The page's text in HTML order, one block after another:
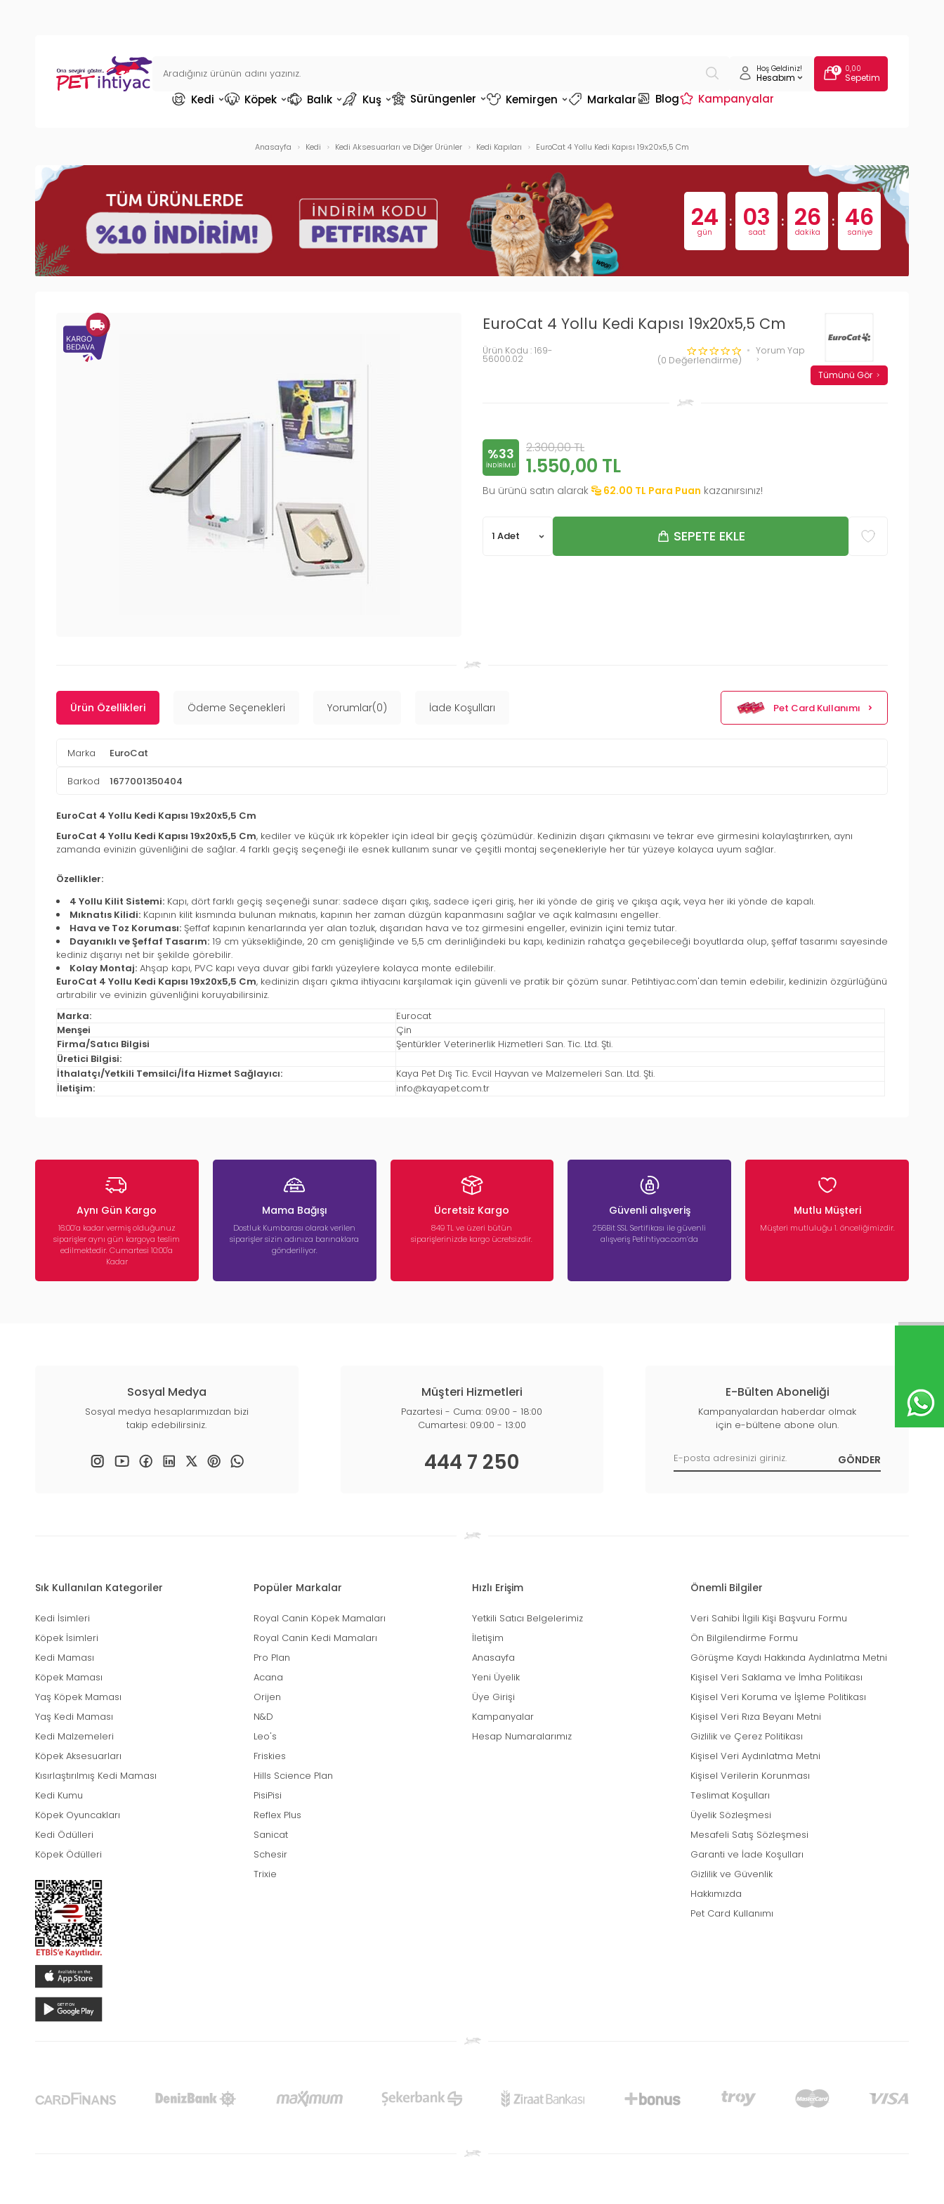
Hoş Geldiniz!
Hesabım
0 0,00
Sepetim
Kedi Köpek Balık Kuş Sürüngenler Kemirgen Markalar Blog Kampanyalar
Anasayfa Kedi Kedi Aksesuarları ve Diğer Ürünler Kedi Kapıları EuroCat 4 Yollu Kedi Kapısı 19x20x5,5 Cm
24
gün
: 03
saat
: 26
dakika
: 45
saniye
EuroCat 4 Yollu Kedi Kapısı 19x20x5,5 Cm
Ürün Kodu : 169-
56000.02 (0 Değerlendirme)
Yorum Yap
Tümünü Gör
%33
INDIRIMLI
2.300,00TL
1.550,00 TL
Bu ürünü satın alarak 62.00 TL Para Puan kazanırsınız!
SEPETE EKLE
Ürün Özellikleri Ödeme Seçenekleri Yorumlar(0) İade Koşulları Pet Card Kullanımı
Marka EuroCat
Barkod 1677001350404
EuroCat 4 Yollu Kedi Kapısı 19x20x5,5 Cm
EuroCat 4 Yollu Kedi Kapısı 19x20x5,5 Cm, kediler ve küçük ırk köpekler için ideal bir geçiş çözümüdür. Kedinizin dışarı çıkmasını ve tekrar eve girmesini kolaylaştırırken, aynı
zamanda evinizin güvenliğini de sağlar. 4 farklı geçiş seçeneği ile esnek kullanım sunar ve çeşitli montaj seçenekleriyle her tür yüzeye kolayca uyum sağlar.
Özellikler:
4 Yollu Kilit Sistemi: Kapı, dört farklı geçiş seçeneği sunar: sadece dışarı çıkış, sadece içeri giriş, her iki yönde de giriş ve çıkışa açık, veya her iki yönde de kapalı.
Mıknatıs Kilidi: Kapının kilit kısmında bulunan mıknatıs, kapının her zaman düzgün kapanmasını sağlar ve açık kalmasını engeller.
Hava ve Toz Koruması: Şeffaf kapının kenarlarında yer alan tozluk, dışarıdan hava ve toz girmesini engeller, evinizin içini temiz tutar.
Dayanıklı ve Şeffaf Tasarım: 19 cm yüksekliğinde, 20 cm genişliğinde ve 5,5 cm derinliğindeki bu kapı, kedinizin rahatça geçebileceği boyutlarda olup, şeffaf tasarımı sayesinde
kediniz dışarıyı net bir şekilde görebilir.
Kolay Montaj: Ahşap kapı, PVC kapı veya duvar gibi farklı yüzeylere kolayca monte edilebilir.
EuroCat 4 Yollu Kedi Kapısı 19x20x5,5 Cm, kedinizin dışarı çıkma ihtiyacını karşılamak için güvenli ve pratik bir çözüm sunar. Petihtiyac.com'dan temin edebilir, kedinizin özgürlüğünü
artırabilir ve evinizin güvenliğini koruyabilirsiniz.
Marka:
Eurocat
Menşei
Çin
Firma/Satıcı Bilgisi
Şentürkler Veterinerlik Hizmetleri San. Tic. Ltd. Şti.
Üretici Bilgisi:
İthalatçı/Yetkili Temsilci/İfa Hizmet Sağlayıcı:
Kaya Pet Dış Tic. Evcil Hayvan ve Malzemeleri San. Ltd. Şti.
İletişim:
info@kayapet.com.tr
Aynı Gün Kargo
16:00’a kadar vermiş olduğunuz
siparişler aynı gün kargoya teslim
edilmektedir. Cumartesi 10:00'a
Kadar
Mama Bağışı
Dostluk Kumbarası olarak verilen
siparişler sizin adınıza barınaklara
gönderiliyor.
Ücretsiz Kargo
849 TL ve üzeri bütün
siparişlerinizde kargo ücretsizdir.
Güvenli alışveriş
256Bit SSL Sertifikası ile güvenli
alışveriş Petihtiyac.com’da
Mutlu Müşteri
Müşteri mutluluğu 1. önceliğimizdir.
Sosyal Medya
Sosyal medya hesaplarımızdan bizi
takip edebilirsiniz.
Müşteri Hizmetleri
Pazartesi - Cuma: 09:00 - 18:00
Cumartesi: 09:00 - 13:00
444 7 250
E-Bülten Aboneliği
Kampanyalardan haberdar olmak
için e-bültene abone olun.
Sık Kullanılan Kategoriler
Kedi İsimleri
Köpek İsimleri
Kedi Maması
Köpek Maması
Yaş Köpek Maması
Yaş Kedi Maması
Kedi Malzemeleri
Köpek Aksesuarları
Kısırlaştırılmış Kedi Maması
Kedi Kumu
Köpek Oyuncakları
Kedi Ödülleri
Köpek Ödülleri
Popüler Markalar
Royal Canin Köpek Mamaları
Royal Canin Kedi Mamaları
Pro Plan
Acana
Orijen
N&D
Leo's
Friskies
Hills Science Plan
PisiPisi
Reflex Plus
Sanicat
Schesir
Trixie
Hızlı Erişim
Yetkili Satıcı Belgelerimiz
İletişim
Anasayfa
Yeni Üyelik
Üye Girişi
Kampanyalar
Hesap Numaralarımız
Önemli Bilgiler
Veri Sahibi İlgili Kişi Başvuru Formu
Ön Bilgilendirme Formu
Görüşme Kaydı Hakkında Aydınlatma Metni
Kişisel Veri Saklama ve İmha Politikası
Kişisel Veri Koruma ve İşleme Politikası
Kişisel Veri Rıza Beyanı Metni
Gizlilik ve Çerez Politikası
Kişisel Veri Aydınlatma Metni
Kişisel Verilerin Korunması
Teslimat Koşulları
Üyelik Sözleşmesi
Mesafeli Satış Sözleşmesi
Garanti ve İade Koşulları
Gizlilik ve Güvenlik
Hakkımızda
Pet Card Kullanımı